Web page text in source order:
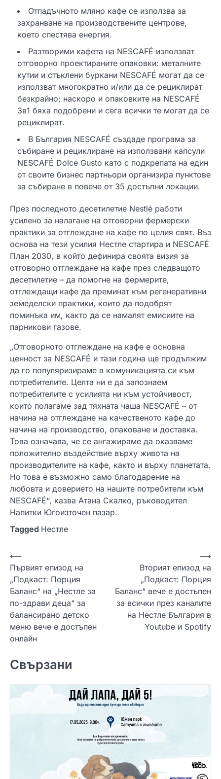
Отпадъчното мляно кафе се използва за
захранване на производствените центрове,
което спестява енергия.
Разтворими кафета на NESCAFÉ използват
отговорно проектираните опаковки: металните
кутии и стъклени буркани NESCAFÉ могат да се
използват многократно и/или да се рециклират
безкрайно; наскоро и опаковките на NESCAFÉ
3в1 бяха подобрени и сега всички те могат да се
рециклират.
В България NESCAFÉ създаде програма за
събиране и рециклиране на използвани капсули
NESCAFÉ Dolce Gusto като с подкрепата на един
от своите бизнес партньори организира пунктове
за събиране в повече от 35 достъпни локации.
През последното десетилетие Nestlé работи
усилено за налагане на отговорни фермерски
практики за отглеждане на кафе по целия свят. Въз
основа на тези усилия Нестле стартира и NESCAFÉ
План 2030, в който дефинира своята визия за
отговорно отглеждане на кафе през следващото
десетилетие – да помогне на фермерите,
отглеждащи кафе да преминат към регенеративни
земеделски практики, които да подобрят
поминъка им, както да се намалят емисиите на
парникови газове.
„Отговорното отглеждане на кафе е основна
ценност за NESCAFÉ и тази година ще продължим
да го популяризираме в комуникацията си към
потребителите. Целта ни е да запознаем
потребителите с усилията ни към устойчивост,
които полагаме зад тяхната чаша NESCAFÉ – от
начина на отглеждане на качественото кафе до
начина на производство, опаковане и доставка.
Това означава, че се ангажираме да оказваме
положително въздействие върху живота на
производителите на кафе, както и върху планетата.
Но това е възможно само благодарение на
любовта и доверието на нашите потребители към
NESCAFÉ“, казва Атана Скалко, ръководител
Напитки Югоизточен пазар.
Tagged Нестле
Н
а
в
и
г
а
и
⟵
Първият епизод на
„Подкаст: Порция
Баланс“ на „Нестле за
по-здрави деца“ за
балансирано детско
меню вече е достъпен
онлайн
Вторият епизод на
„Подкаст: Порция
Баланс“ вече е достъпен
за всички през каналите
на Нестле България в
Youtube и Spotify
⟶
Свързани